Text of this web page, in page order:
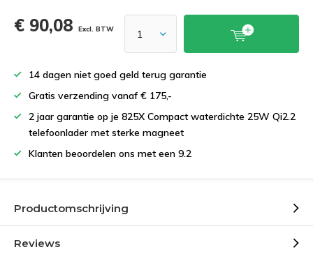
€ 90,08 Excl. BTW
14 dagen niet goed geld terug garantie
Gratis verzending vanaf € 175,-
2 jaar garantie op je 825X Compact waterdichte 25W Qi2.2
telefoonlader met sterke magneet
Klanten beoordelen ons met een 9.2
Productomschrijving
Reviews